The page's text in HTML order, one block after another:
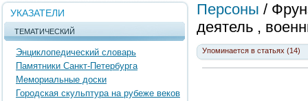
УКАЗАТЕЛИ
ТЕМАТИЧЕСКИЙ
Энциклопедический словарь
Памятники Санкт-Петербурга
Мемориальные доски
Городская скульптура на рубеже веков
Персоны /
деятель ,
Упоминается в статьях (14)